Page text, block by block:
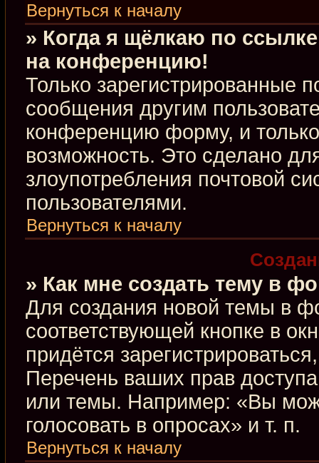
Вернуться к началу
» Когда я щёлкаю по
на конференцию!
Только зарегистрированные
сообщения другим
конференцию форму, и
возможность. Это сделано
злоупотребления почтовой
пользователями.
Вернуться к началу
» Как мне создать тему в
Для создания новой темы в
соответствующей кнопке в
придётся
Перечень ваших прав
или темы. Например: «Вы
голосовать в опросах» и т. п.
Вернуться к началу